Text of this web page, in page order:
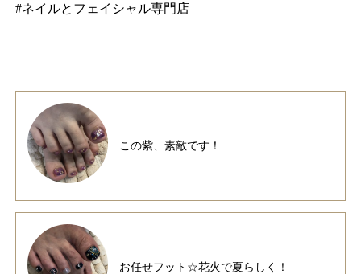
#ネイルとフェイシャル専門店
この紫、素敵です！
お任せフット☆花火で夏らしく！